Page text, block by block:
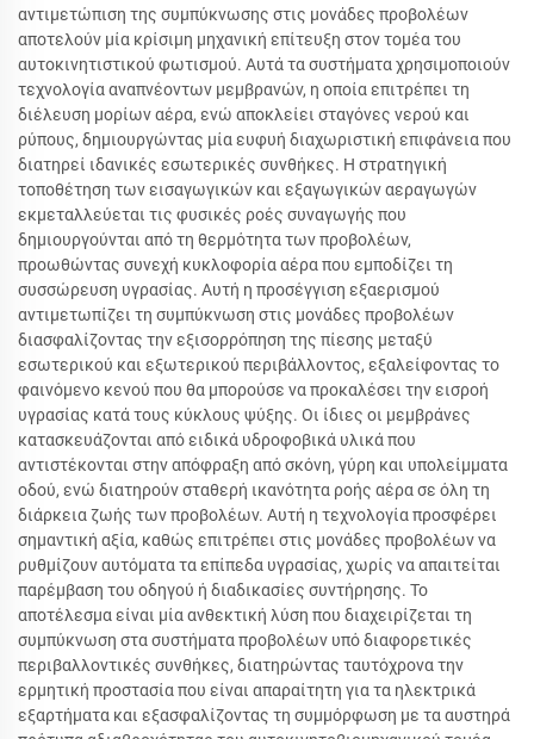
αντιμετώπιση της συμπύκνωσης στις μονάδες προβολέων
αποτελούν μία κρίσιμη μηχανική επίτευξη στον τομέα του
αυτοκινητιστικού φωτισμού. Αυτά τα συστήματα χρησιμοποιούν
τεχνολογία αναπνέοντων μεμβρανών, η οποία επιτρέπει τη
διέλευση μορίων αέρα, ενώ αποκλείει σταγόνες νερού και
ρύπους, δημιουργώντας μία ευφυή διαχωριστική επιφάνεια που
διατηρεί ιδανικές εσωτερικές συνθήκες. Η στρατηγική
τοποθέτηση των εισαγωγικών και εξαγωγικών αεραγωγών
εκμεταλλεύεται τις φυσικές ροές συναγωγής που
δημιουργούνται από τη θερμότητα των προβολέων,
προωθώντας συνεχή κυκλοφορία αέρα που εμποδίζει τη
συσσώρευση υγρασίας. Αυτή η προσέγγιση εξαερισμού
αντιμετωπίζει τη συμπύκνωση στις μονάδες προβολέων
διασφαλίζοντας την εξισορρόπηση της πίεσης μεταξύ
εσωτερικού και εξωτερικού περιβάλλοντος, εξαλείφοντας το
φαινόμενο κενού που θα μπορούσε να προκαλέσει την εισροή
υγρασίας κατά τους κύκλους ψύξης. Οι ίδιες οι μεμβράνες
κατασκευάζονται από ειδικά υδροφοβικά υλικά που
αντιστέκονται στην απόφραξη από σκόνη, γύρη και υπολείμματα
οδού, ενώ διατηρούν σταθερή ικανότητα ροής αέρα σε όλη τη
διάρκεια ζωής των προβολέων. Αυτή η τεχνολογία προσφέρει
σημαντική αξία, καθώς επιτρέπει στις μονάδες προβολέων να
ρυθμίζουν αυτόματα τα επίπεδα υγρασίας, χωρίς να απαιτείται
παρέμβαση του οδηγού ή διαδικασίες συντήρησης. Το
αποτέλεσμα είναι μία ανθεκτική λύση που διαχειρίζεται τη
συμπύκνωση στα συστήματα προβολέων υπό διαφορετικές
περιβαλλοντικές συνθήκες, διατηρώντας ταυτόχρονα την
ερμητική προστασία που είναι απαραίτητη για τα ηλεκτρικά
εξαρτήματα και εξασφαλίζοντας τη συμμόρφωση με τα αυστηρά